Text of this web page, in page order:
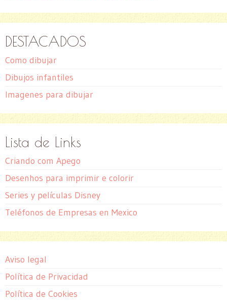
DESTACADOS
Como dibujar
Dibujos infantiles
Imagenes para dibujar
Lista de Links
Criando com Apego
Desenhos para imprimir e colorir
Series y películas Disney
Teléfonos de Empresas en Mexico
Aviso legal
Política de Privacidad
Política de Cookies